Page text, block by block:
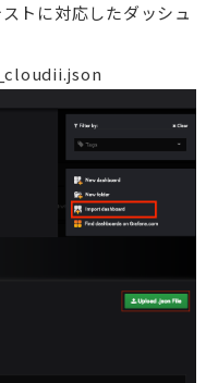
トに対応したダッシュ